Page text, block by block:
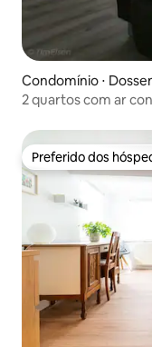
Condomínio ⋅
2 quartos com ar
Preferido dos
Preferido dos